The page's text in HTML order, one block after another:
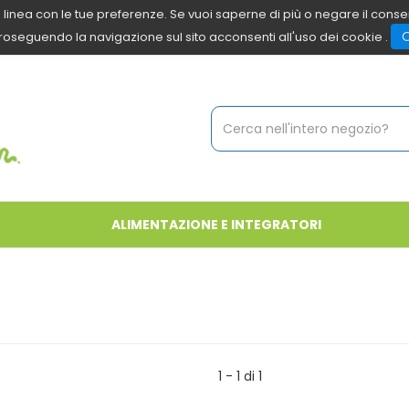
con le tue preferenze. Se vuoi saperne di più o negare il
la navigazione sul sito acconsenti all'uso dei cookie .
Cerca
Prodotto
ALIMENTAZIONE E INTEGRATORI
1 - 1 di 1